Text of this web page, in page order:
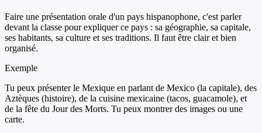
Faire une présentation orale d'un pays hispanophone, c'est parler
devant la classe pour expliquer ce pays : sa géographie, sa capitale,
ses habitants, sa culture et ses traditions. Il faut être clair et bien
organisé.
Exemple
Tu peux présenter le Mexique en parlant de Mexico (la capitale), des
Aztèques (histoire), de la cuisine mexicaine (tacos, guacamole), et
de la fête du Jour des Morts. Tu peux montrer des images ou une
carte.